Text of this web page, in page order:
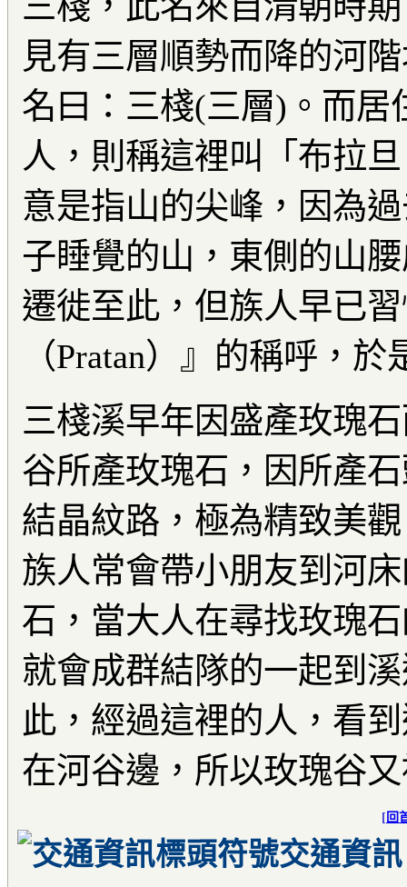
見有三層順勢而降的河
名曰：三棧(三層)。而居
人，則稱這裡叫「布拉
意是指山的尖峰，因為
子睡覺的山，東側的山
遷徙至此，但族人早已
（Pratan）』的稱呼，於
三棧溪早年因盛產玫瑰
谷所產玫瑰石，因所產
結晶紋路 ，極為精致美
族人常會帶小朋友到河
石，當大人在尋找玫瑰
就會成群結隊的一起到
此，經過這裡的人，看
在河谷邊，所以玫瑰谷
[ 回
交通資訊